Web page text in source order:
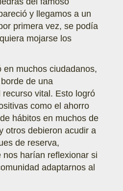
y llegamos a un
primera vez, se podía
mojarse los
en muchos ciudadanos,
de una
vital. Esto logró
como el ahorro
hábitos en muchos de
otros debieron acudir a
de reserva,
nos harían reflexionar si
adaptarnos al